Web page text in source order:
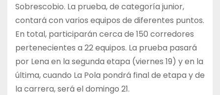
Sobrescobio. La prueba, de categoría junior,
contará con varios equipos de diferentes puntos.
En total, participarán cerca de 150 corredores
pertenecientes a 22 equipos. La prueba pasará
por Lena en la segunda etapa (viernes 19) y en la
última, cuando La Pola pondrá final de etapa y de
la carrera, será el domingo 21.